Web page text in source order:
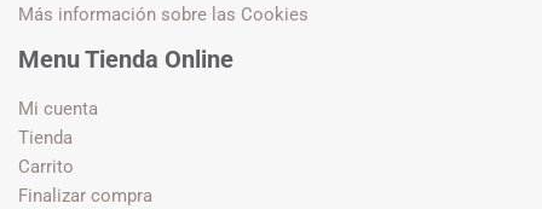
Más información sobre las Cookies
Menu Tienda Online
Mi cuenta
Tienda
Carrito
Finalizar compra